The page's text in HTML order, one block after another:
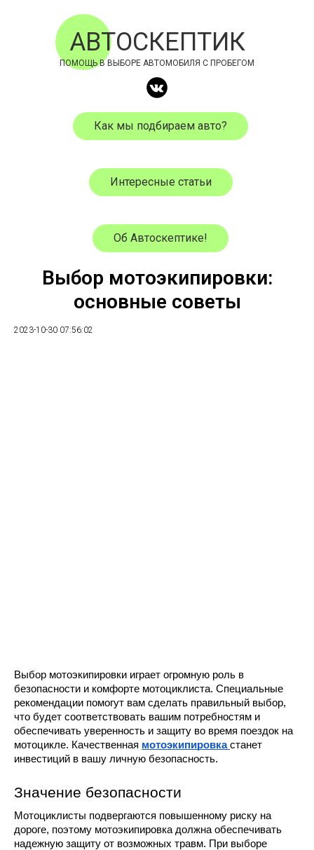
АВТОСКЕПТИК
ПОМОЩЬ В ВЫБОРЕ АВТОМОБИЛЯ С ПРОБЕГОМ
Как мы подбираем авто?
Интересные статьи
Об Автоскептике!
Выбор мотоэкипировки:
основные советы
2023-10-30 07:56:02
Выбор мотоэкипировки играет огромную роль в
безопасности и комфорте мотоциклиста. Специальные
рекомендации помогут вам сделать правильный выбор,
что будет соответствовать вашим потребностям и
обеспечивать уверенность и защиту во время поездок на
мотоцикле. Качественная мотоэкипировкастанет
инвестиций в вашу личную безопасность.
Значение безопасности
Мотоциклисты подвергаются повышенному риску на
дороге, поэтому мотоэкипировка должна обеспечивать
надежную защиту от возможных травм. При выборе